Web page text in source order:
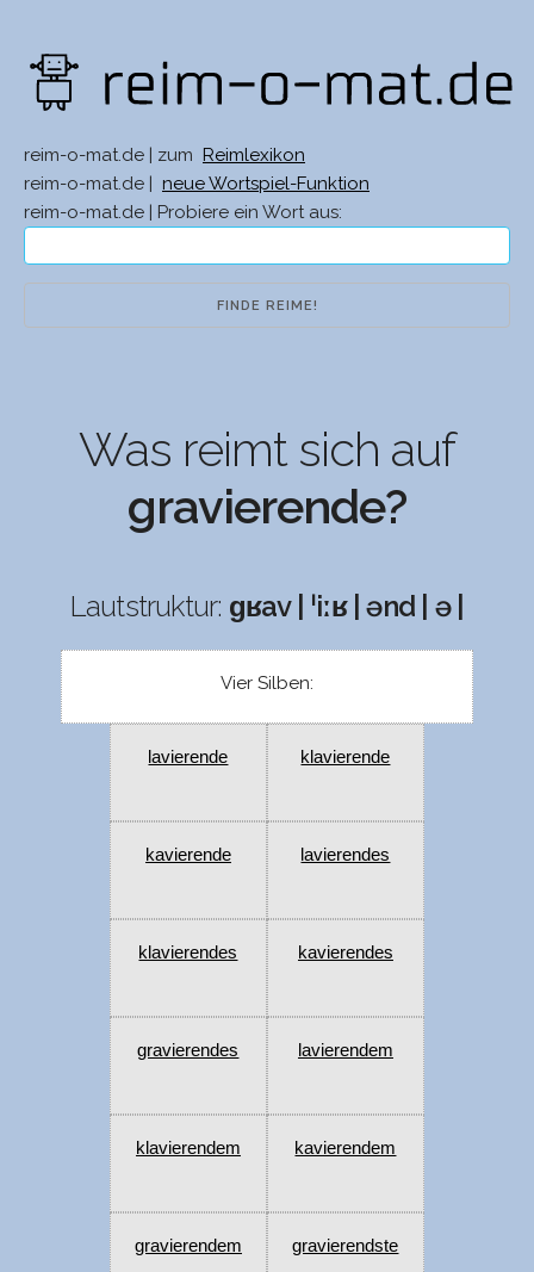
reim-o-mat.de | zum
Reimlexikon
reim-o-mat.de |
neue Wortspiel-Funktion
reim-o-mat.de | Probiere ein Wort aus:
Was reimt sich auf
gravierende?
Lautstruktur: ɡʁav | ˈiːʁ | ənd | ə |
Vier Silben:
lavierende klavierende
kavierende lavierendes
klavierendes kavierendes
gravierendes lavierendem
klavierendem kavierendem
gravierendem gravierendste